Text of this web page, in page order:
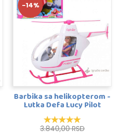
-14%
Barbika sa helikopterom -
Lutka Defa Lucy Pilot
3.840,00 RSD